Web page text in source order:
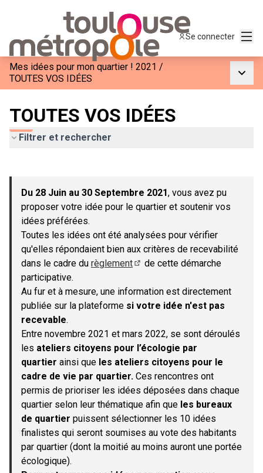
Se connecter
Mes idées pour mon quartier ! 2021 /
TOUTES VOS IDÉES
TOUTES VOS IDÉES
Filtrer et rechercher
−
Du 28 Juin au 30 Septembre 2021, vous avez pu
proposer votre idée pour le quartier et soutenir vos
idées préférées.
Toutes les idées ont été analysées pour vérifier
qu'elles répondaient bien aux critères de recevabilité
dans le cadre du règlement
de cette démarche
participative.
Au fur et à mesure, une information est directement
publiée sur la plateforme si votre idée n'est pas
recevable.
Entre novembre 2021 et mars 2022, se sont déroulés
les ateliers citoyens pour l’écologie par
quartier ainsi que les ateliers citoyens pour le
cadre de vie par quartier. Ces rencontres ont
permis de prioriser les idées déposées dans chaque
quartier selon leur thématique afin que les bureaux
de quartier puissent sélectionner les 10 idées
finalistes qui seront soumises au vote des habitants
par quartier (dont la moitié au moins auront une portée
écologique).